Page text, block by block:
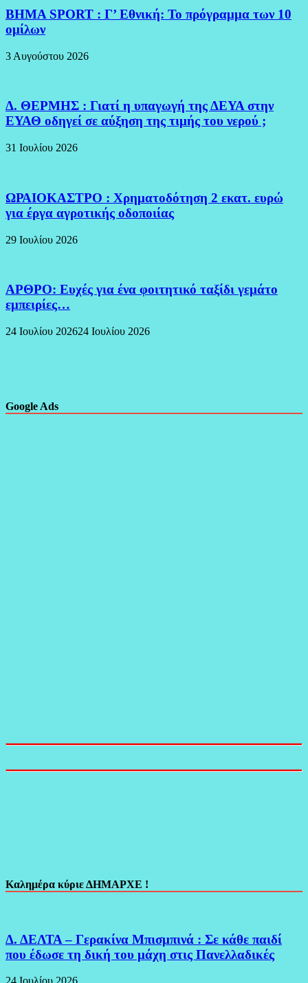
BHMA SPORT : Γ’ Εθνική: Το πρόγραμμα των 10
ομίλων
3 Αυγούστου 2026
Δ. ΘΕΡΜΗΣ : Γιατί η υπαγωγή της ΔΕΥΑ στην
ΕΥΑΘ οδηγεί σε αύξηση της τιμής του νερού ;
31 Ιουλίου 2026
ΩΡΑΙΟΚΑΣΤΡΟ : Χρηματοδότηση 2 εκατ. ευρώ
για έργα αγροτικής οδοποιίας
29 Ιουλίου 2026
ΑΡΘΡΟ: Ευχές για ένα φοιτητικό ταξίδι γεμάτο
εμπειρίες…
24 Ιουλίου 202624 Ιουλίου 2026
Google Ads
Καλημέρα κύριε ΔΗΜΑΡΧΕ !
Δ. ΔΕΛΤΑ – Γερακίνα Μπισμπινά : Σε κάθε παιδί
που έδωσε τη δική του μάχη στις Πανελλαδικές